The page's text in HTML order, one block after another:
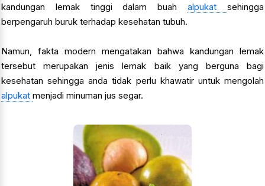
kandungan lemak tinggi dalam buahalpukatsehingga
berpengaruh buruk terhadap kesehatan tubuh.
Namun, fakta modern mengatakan bahwa kandungan lemak
tersebut merupakan jenis lemak baik yang berguna bagi
kesehatan sehingga anda tidak perlu khawatir untuk mengolah
alpukat menjadi minuman jus segar.